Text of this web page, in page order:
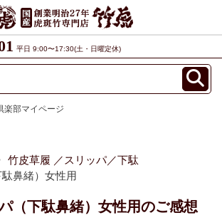
平日 9:00〜17:30(土・日曜定休)
楽部マイページ
竹皮草履 ／スリッパ／下駄
鼻緒）女性用
（下駄鼻緒）女性用のご感想